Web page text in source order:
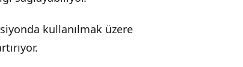
kullanılmak üzere